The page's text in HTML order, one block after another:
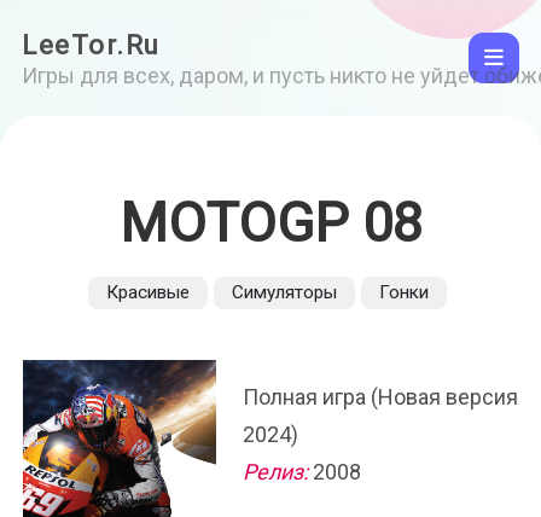
LeeTor.Ru
Игры для всех, даром, и пусть никто не уйдет
MOTOGP 08
Красивые Симуляторы Гонки
Полная игра (Новая версия
2024)
Релиз:2008